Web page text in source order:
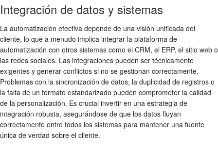
Integración de datos y sistemas
La automatización efectiva depende de una visión unificada del
cliente, lo que a menudo implica integrar la plataforma de
automatización con otros sistemas como el CRM, el ERP, el sitio web o
las redes sociales. Las integraciones pueden ser técnicamente
exigentes y generar conflictos si no se gestionan correctamente.
Problemas con la sincronización de datos, la duplicidad de registros o
la falta de un formato estandarizado pueden comprometer la calidad
de la personalización. Es crucial invertir en una estrategia de
integración robusta, asegurándose de que los datos fluyan
correctamente entre todos los sistemas para mantener una fuente
única de verdad sobre el cliente.